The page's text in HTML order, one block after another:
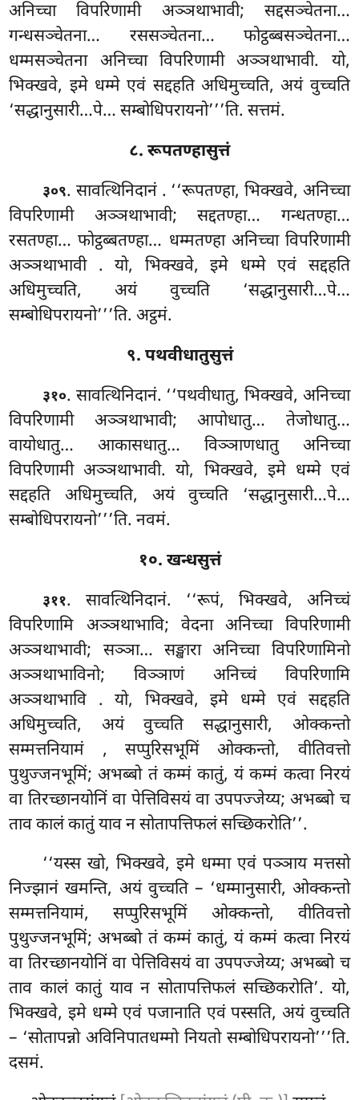
अनिच्चा विपरिणामी अञ्ञथाभावी; सद्दसञ्चेतना…
गन्धसञ्चेतना… रससञ्चेतना… फोट्ठब्बसञ्चेतना…
धम्मसञ्चेतना अनिच्चा विपरिणामी अञ्ञथाभावी. यो,
भिक्खवे, इमे धम्मे एवं सद्दहति अधिमुच्चति, अयं वुच्चति
‘सद्धानुसारी…पे… सम्बोधिपरायनो’’’ति. सत्तमं.
८. रूपतण्हासुत्तं
३०९. सावत्थिनिदानं . ‘‘रूपतण्हा, भिक्खवे, अनिच्चा
विपरिणामी अञ्ञथाभावी; सद्दतण्हा… गन्धतण्हा…
रसतण्हा… फोट्ठब्बतण्हा… धम्मतण्हा अनिच्चा विपरिणामी
अञ्ञथाभावी . यो, भिक्खवे, इमे धम्मे एवं सद्दहति
अधिमुच्चति, अयं वुच्चति ‘सद्धानुसारी…पे…
सम्बोधिपरायनो’’’ति. अट्ठमं.
९. पथवीधातुसुत्तं
३१०. सावत्थिनिदानं. ‘‘पथवीधातु, भिक्खवे, अनिच्चा
विपरिणामी अञ्ञथाभावी; आपोधातु… तेजोधातु…
वायोधातु… आकासधातु… विञ्ञाणधातु अनिच्चा
विपरिणामी अञ्ञथाभावी. यो, भिक्खवे, इमे धम्मे एवं
सद्दहति अधिमुच्चति, अयं वुच्चति ‘सद्धानुसारी…पे…
सम्बोधिपरायनो’’’ति. नवमं.
१०. खन्धसुत्तं
३११. सावत्थिनिदानं. ‘‘रूपं, भिक्खवे, अनिच्चं
विपरिणामि अञ्ञथाभावि; वेदना अनिच्चा विपरिणामी
अञ्ञथाभावी; सञ्ञा… सङ्खारा अनिच्चा विपरिणामिनो
अञ्ञथाभाविनो; विञ्ञाणं अनिच्चं विपरिणामि
अञ्ञथाभावि . यो, भिक्खवे, इमे धम्मे एवं सद्दहति
अधिमुच्चति, अयं वुच्चति सद्धानुसारी, ओक्कन्तो
सम्मत्तनियामं , सप्पुरिसभूमिंओक्कन्तो, वीतिवत्तो
पुथुज्जनभूमिं; अभब्बो तं कम्मं कातुं, यं कम्मं कत्वा निरयं
वा तिरच्छानयोनिं वा पेत्तिविसयं वा उपपज्जेय्य; अभब्बो च
ताव कालं कातुं याव न सोतापत्तिफलं सच्छिकरोति’’.
‘‘यस्स खो, भिक्खवे, इमे धम्मा एवं पञ्ञाय मत्तसो
निज्झानं खमन्ति, अयं वुच्चति – ‘धम्मानुसारी, ओक्कन्तो
सम्मत्तनियामं, सप्पुरिसभूमिं ओक्कन्तो, वीतिवत्तो
पुथुज्जनभूमिं; अभब्बो तं कम्मं कातुं, यं कम्मं कत्वा निरयं
वा तिरच्छानयोनिं वा पेत्तिविसयं वा उपपज्जेय्य; अभब्बो च
ताव कालं कातुं याव न सोतापत्तिफलं सच्छिकरोति’. यो,
भिक्खवे, इमे धम्मे एवं पजानाति एवं पस्सति, अयं वुच्चति
– ‘सोतापन्नो अविनिपातधम्मो नियतो सम्बोधिपरायनो’’’ति.
दसमं.